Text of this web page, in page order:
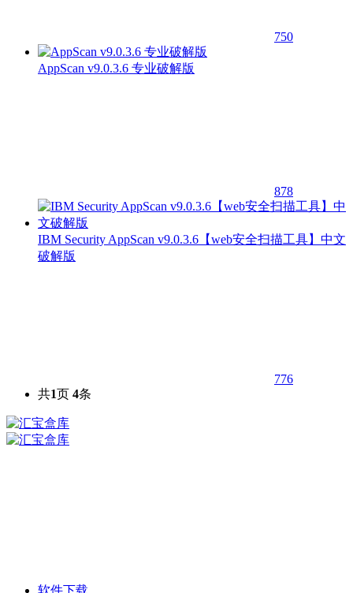
750
AppScan v9.0.3.6 专业破解版
878
IBM Security AppScan v9.0.3.6【web安全扫描工具】中文
破解版
776
共1页 4条